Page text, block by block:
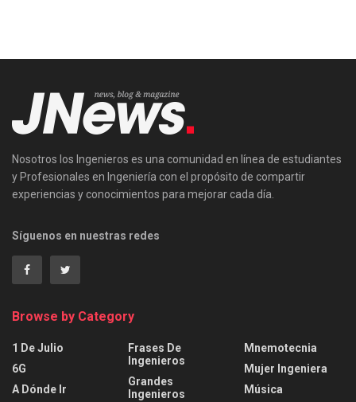
Nosotros los Ingenieros es una comunidad en línea de estudiantes
y Profesionales en Ingeniería con el propósito de compartir
experiencias y conocimientos para mejorar cada día.
Síguenos en nuestras redes
Browse by Category
1 De Julio
6G
A Dónde Ir
Frases De
Ingenieros
Grandes
Ingenieros
Mnemotecnia
Mujer Ingeniera
Música